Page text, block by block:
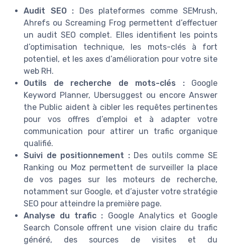
Audit SEO : Des plateformes comme SEMrush,
Ahrefs ou Screaming Frog permettent d’effectuer
un audit SEO complet. Elles identifient les points
d’optimisation technique, les mots-clés à fort
potentiel, et les axes d’amélioration pour votre site
web RH.
Outils de recherche de mots-clés :Google
Keyword Planner, Ubersuggest ou encore Answer
the Public aident à cibler les requêtes pertinentes
pour vos offres d’emploi et à adapter votre
communication pour attirer un trafic organique
qualifié.
Suivi de positionnement :Des outils comme SE
Ranking ou Moz permettent de surveiller la place
de vos pages sur les moteurs de recherche,
notamment sur Google, et d’ajuster votre stratégie
SEO pour atteindre la première page.
Analyse du trafic : Google Analytics et Google
Search Console offrent une vision claire du trafic
généré, des sources de visites et du